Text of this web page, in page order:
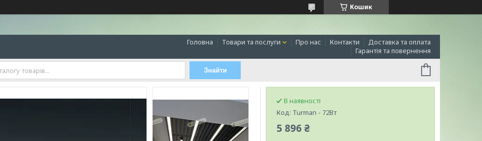
Кошик
Головна Товари та послуги Про нас Контакти
Доставка та оплата
Гарантія та повернення
Знайти
В наявності
Код: Turman - 72Вт
5 896 ₴